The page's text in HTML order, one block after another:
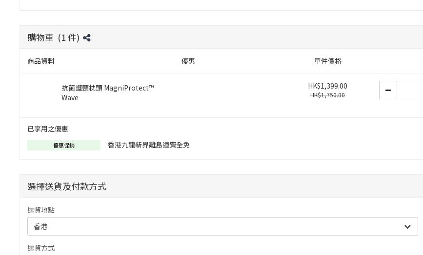
購物車 (1件)
商品資料 優惠 單件價格
抗菌護頸枕頭 MagniProtect™
Wave
HK$1,399.00
HK$1,750.00
已享用之優惠
優惠促銷 香港九龍新界離島運費全免
選擇送貨及付款方式
送貨地點
送貨方式